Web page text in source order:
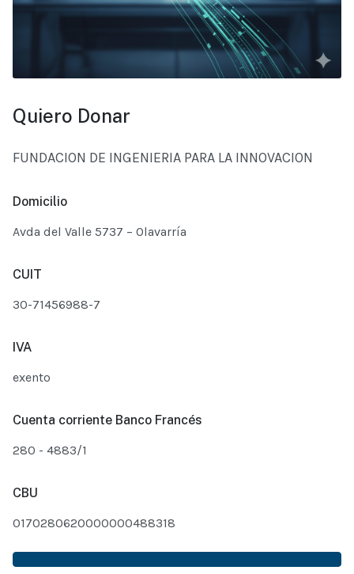
Quiero Donar
FUNDACION DE INGENIERIA PARA LA INNOVACION
Domicilio
Avda del Valle 5737 – Olavarría
CUIT
30-71456988-7
IVA
exento
Cuenta corriente Banco Francés
280 - 4883/1
CBU
0170280620000000488318